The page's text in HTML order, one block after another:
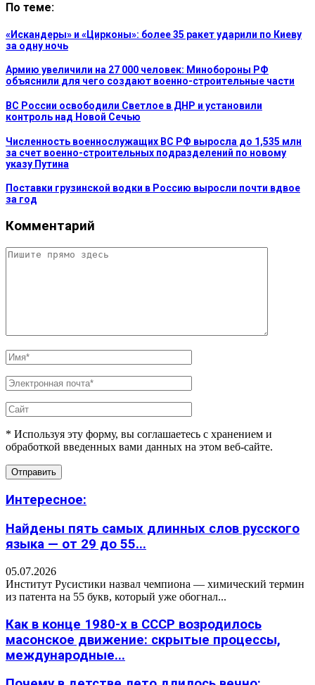
По теме:
«Искандеры» и «Цирконы»: более 35 ракет ударили по Киеву
за одну ночь
Армию увеличили на 27 000 человек: Минобороны РФ
объяснили для чего создают военно-строительные части
ВС России освободили Светлое в ДНР и установили
контроль над Новой Сечью
Численность военнослужащих ВС РФ выросла до 1,535 млн
за счет военно-строительных подразделений по новому
указу Путина
Поставки грузинской водки в Россию выросли почти вдвое
за год
Комментарий
* Используя эту форму, вы соглашаетесь с хранением и
обработкой введенных вами данных на этом веб-сайте.
Интересное:
Найдены пять самых длинных слов русского
языка — от 29 до 55...
05.07.2026
Институт Русистики назвал чемпиона — химический термин
из патента на 55 букв, который уже обогнал...
Как в конце 1980-х в СССР возродилось
масонское движение: скрытые процессы,
международные...